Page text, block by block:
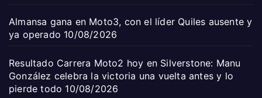
Almansa gana en Moto3, con el líder Quiles ausente y
ya operado 10/08/2026
Resultado Carrera Moto2 hoy en Silverstone: Manu
González celebra la victoria una vuelta antes y lo
pierde todo 10/08/2026